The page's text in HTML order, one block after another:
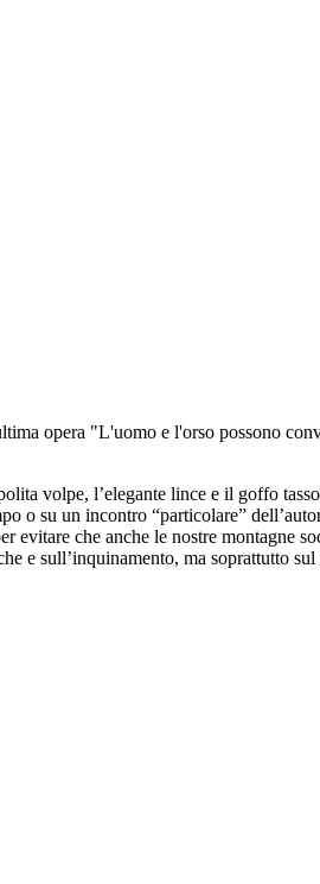
opera "L'uomo e l'orso possono
volpe, l’elegante lince e il goffo
o su un incontro “particolare”
evitare che anche le nostre
e sull’inquinamento, ma soprattutto